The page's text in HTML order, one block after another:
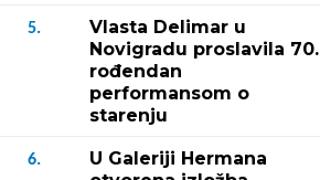
5.
Vlasta Delimar u
Novigradu proslavila 70.
rođendan
performansom o
starenju
6.
U Galeriji Hermana